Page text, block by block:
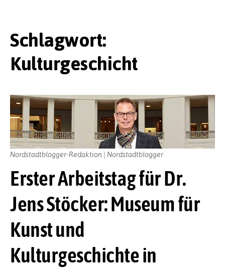
Schlagwort:
Kulturgeschicht
Erster Arbeitstag für Dr.
Jens Stöcker: Museum für
Kunst und
Kulturgeschichte in
Nordstadtblogger-Redaktion | Nordstadtblogger